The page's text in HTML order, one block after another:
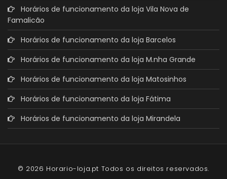
Horários de funcionamento da loja Vila Nova de
Famalicão
Horários de funcionamento da loja Barcelos
Horários de funcionamento da loja M.nha Grande
Horários de funcionamento da loja Matosinhos
Horários de funcionamento da loja Fátima
Horários de funcionamento da loja Mirandela
© 2026 Horario-loja.pt Todos os direitos reservados.